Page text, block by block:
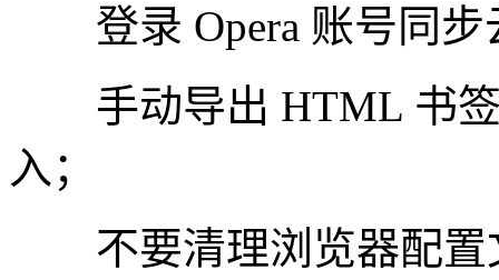
登录 Opera 账号同步
手动导出 HTML 书签
入；
不要清理浏览器配置